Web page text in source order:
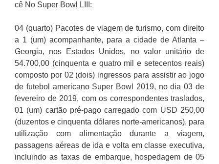
cê No Super Bowl LIII:
04 (quarto) Pacotes de viagem de turismo, com direito
a 1 (um) acompanhante, para a cidade de Atlanta –
Georgia, nos Estados Unidos, no valor unitário de
54.700,00 (cinquenta e quatro mil e setecentos reais)
composto por 02 (dois) ingressos para assistir ao jogo
de futebol americano Super Bowl 2019, no dia 03 de
fevereiro de 2019, com os correspondentes traslados,
01 (um) cartão pré-pago carregado com USD 250,00
(duzentos e cinquenta dólares norte-americanos), para
utilização com alimentação durante a viagem,
passagens aéreas de ida e volta em classe executiva,
incluindo as taxas de embarque, hospedagem de 05